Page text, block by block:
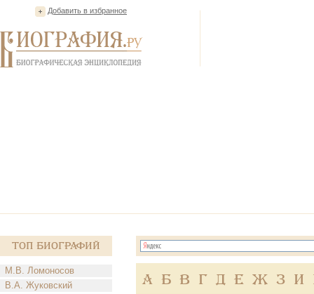
Добавить в избранное
Топ Биографий
М.В. Ломоносов
В.А. Жуковский
А Б В Г Д Е Ж З И